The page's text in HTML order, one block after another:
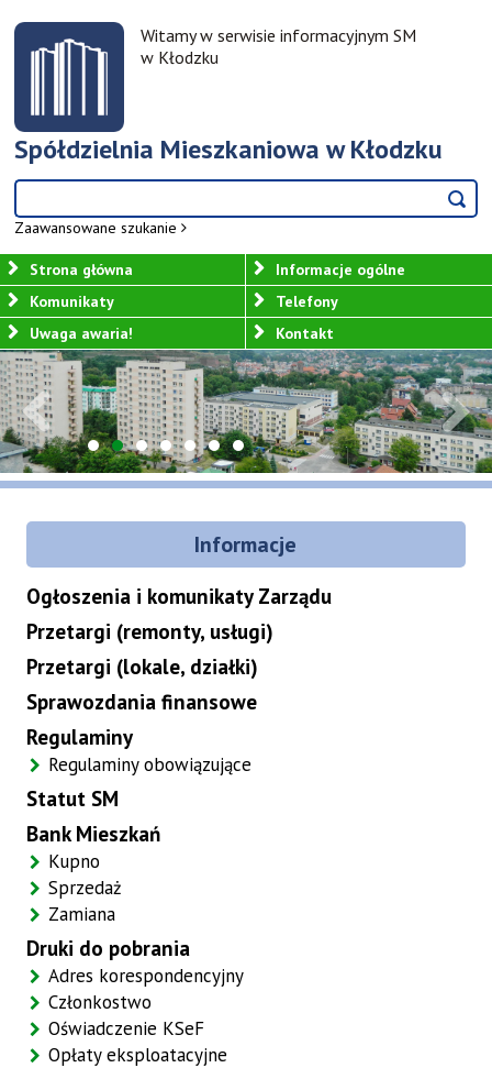
Spółdzielnia Mieszkaniowa w Kłodzku
Witamy w serwisie informacyjnym SM
w Kłodzku
Wyszukiwarka
szukaj szukaj
Zaawansowane szukanie
Strona główna
Informacje ogólne
Komunikaty
Telefony
Uwaga awaria!
Kontakt
1 2 3 4 5 6 7
Informacje
Ogłoszenia i komunikaty Zarządu
Przetargi (remonty, usługi)
Przetargi (lokale, działki)
Sprawozdania finansowe
Regulaminy
Regulaminy obowiązujące
Statut SM
Bank Mieszkań
Kupno
Sprzedaż
Zamiana
Druki do pobrania
Adres korespondencyjny
Członkostwo
Oświadczenie KSeF
Opłaty eksploatacyjne